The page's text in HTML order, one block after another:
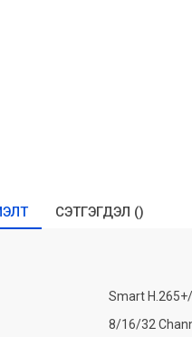
СЭТГЭГДЭЛ ()
Smart
8/16/32